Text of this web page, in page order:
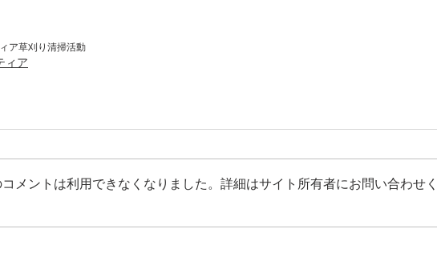
ア草刈り 清掃活動
ィア
メントは利用できなくなりました。詳細はサイト所有者にお問い合わせ